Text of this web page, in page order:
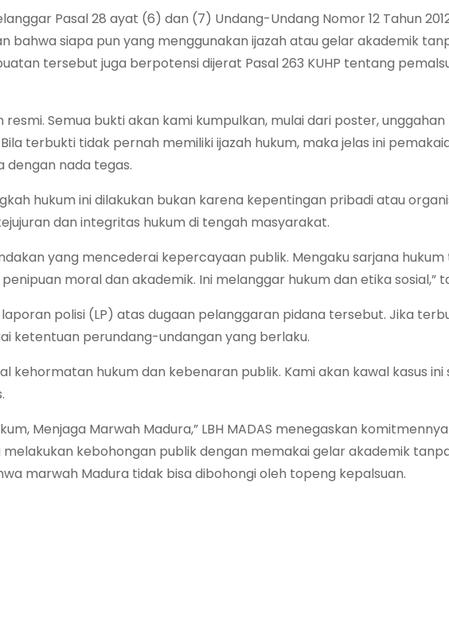
Pasal 28 ayat (6) dan (7) Undang-Undang Nomor 12 Tahun
bahwa siapa pun yang menggunakan ijazah atau gelar akademik
tersebut juga berpotensi dijerat Pasal 263 KUHP tentang
Semua bukti akan kami kumpulkan, mulai dari poster, unggahan
terbukti tidak pernah memiliki ijazah hukum, maka jelas ini
dengan nada tegas.
hukum ini dilakukan bukan karena kepentingan pribadi atau
dan integritas hukum di tengah masyarakat.
yang mencederai kepercayaan publik. Mengaku sarjana
moral dan akademik. Ini melanggar hukum dan etika sosial,”
laporan polisi (LP) atas dugaan pelanggaran pidana tersebut. Jika
ketentuan perundang-undangan yang berlaku.
kehormatan hukum dan kebenaran publik. Kami akan kawal kasus ini
Menjaga Marwah Madura,” LBH MADAS menegaskan
kebohongan publik dengan memakai gelar akademik
marwah Madura tidak bisa dibohongi oleh topeng kepalsuan.